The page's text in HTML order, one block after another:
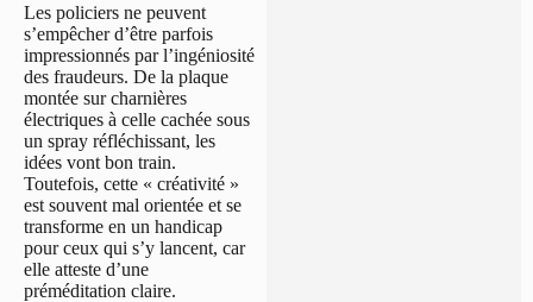
Les policiers ne peuvent
s’empêcher d’être parfois
impressionnés par l’ingéniosité
des fraudeurs. De la plaque
montée sur charnières
électriques à celle cachée sous
un spray réfléchissant, les
idées vont bon train.
Toutefois, cette « créativité »
est souvent mal orientée et se
transforme en un handicap
pour ceux qui s’y lancent, car
elle atteste d’une
préméditation claire.